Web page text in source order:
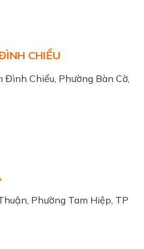
CHIỂU
Đình Chiểu, Phường Bàn Cờ,
Phường Tam Hiệp, TP